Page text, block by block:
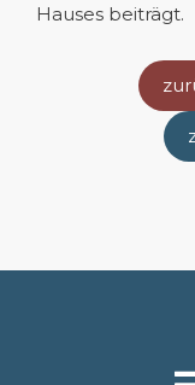
Hauses beiträgt.